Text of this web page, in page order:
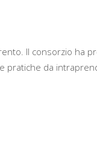
Il consorzio ha
pratiche da